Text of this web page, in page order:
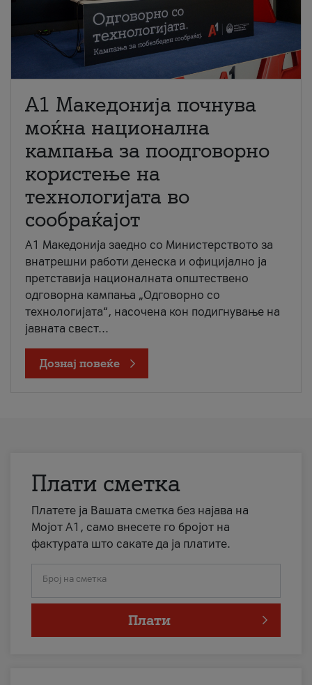
A1 Македонија почнува
моќна национална
кампања за поодговорно
користење на
технологијата во
сообраќајот
A1 Македонија заедно со Министерството за
внатрешни работи денеска и официјално ја
претставија националната општествено
одговорна кампања „Одговорно со
технологијата“, насочена кон подигнување на
јавната свест...
Дознај повеќе
Плати сметка
Платете ја Вашата сметка без најава на
Мојот А1, само внесете го бројот на
фактурата што сакате да ја платите.
Број на сметка
Плати